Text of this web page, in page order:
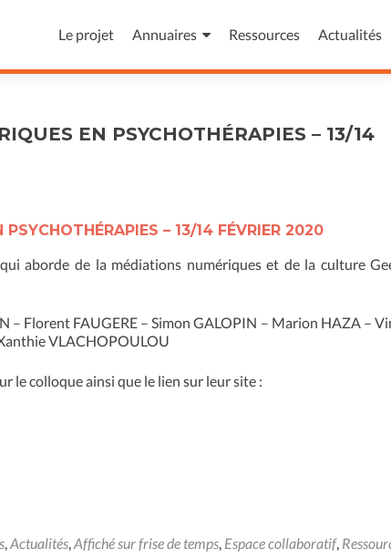
au
principal
Le projet Annuaires Ressources Actualités
EN PSYCHOTHÉRAPIES – 13/14
– 13/14 FÉVRIER 2020
aborde de la médiations numériques et de la culture
– Florent FAUGERE – Simon GALOPIN – Marion HAZA –
VLACHOPOULOU
le colloque ainsi que le lien sur leur site :
,Actualités,Affiché sur frise de temps, Espace collaboratif,